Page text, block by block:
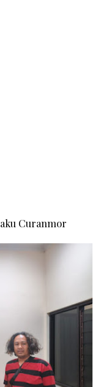
Curanmor